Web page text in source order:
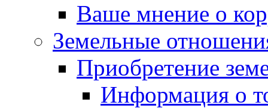
Ваше мнение о
Земельные
Приобретение
Информация о